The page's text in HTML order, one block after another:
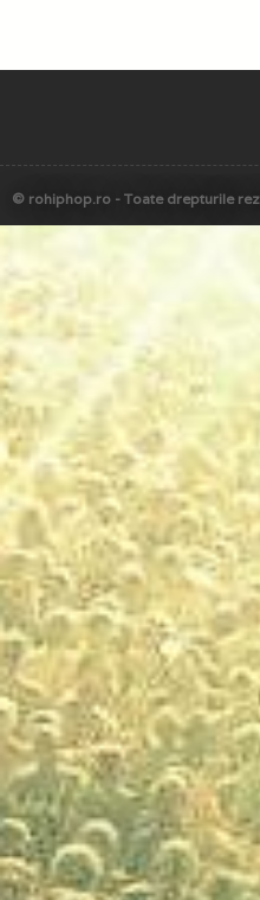
© rohiphop.ro - Toate drepturile